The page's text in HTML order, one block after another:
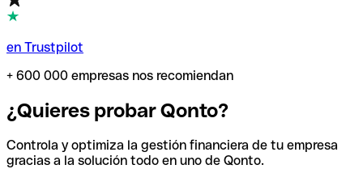
en Trustpilot
+ 600 000 empresas nos recomiendan
¿Quieres probar Qonto?
Controla y optimiza la gestión financiera de tu empresa
gracias a la solución todo en uno de Qonto.